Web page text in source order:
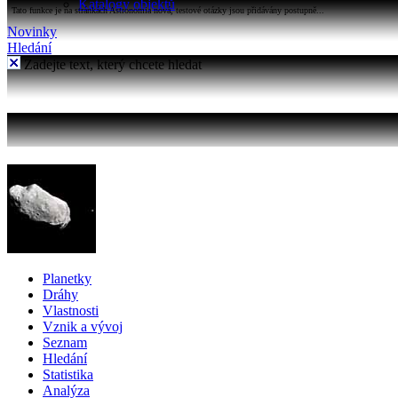
Katalogy objektů
Tato funkce je na stránkách Astronomia nová, testové otázky jsou přidávány postupně...
Novinky
Hledání
Zadejte text, který chcete hledat
Planetky
Dráhy
Vlastnosti
Vznik a vývoj
Seznam
Hledání
Statistika
Analýza